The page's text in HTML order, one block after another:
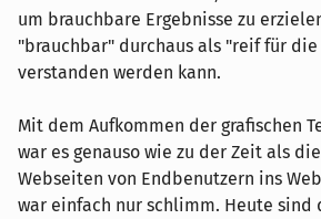
um brauchbare Ergebnisse zu
"brauchbar" durchaus als "reif für
verstanden werden kann.
Mit dem Aufkommen der grafischen
war es genauso wie zu der Zeit als
Webseiten von Endbenutzern ins
war einfach nur schlimm. Heute sind